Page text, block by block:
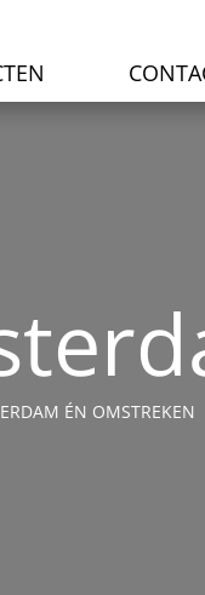
ÉN OMSTREKEN